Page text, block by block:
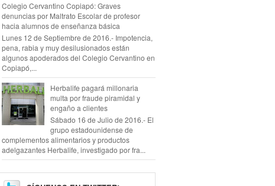
Colegio Cervantino Copiapó: Graves
denuncias por Maltrato Escolar de profesor
hacia alumnos de enseñanza básica
Lunes 12 de Septiembre de 2016.- Impotencia,
pena, rabia y muy desilusionados están
algunos apoderados del Colegio Cervantino en
Copiapó,...
Herbalife pagará millonaria
multa por fraude piramidal y
engaño a clientes
Sábado 16 de Julio de 2016.- El
grupo estadounidense de
complementos alimentarios y productos
adelgazantes Herbalife, investigado por fra...